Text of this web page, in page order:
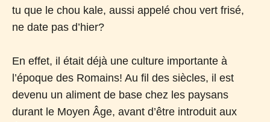
tu que le chou kale, aussi appelé chou vert frisé,
ne date pas d’hier?
En effet, il était déjà une culture importante à
l’époque des Romains! Au fil des siècles, il est
devenu un aliment de base chez les paysans
durant le Moyen Âge, avant d’être introduit aux